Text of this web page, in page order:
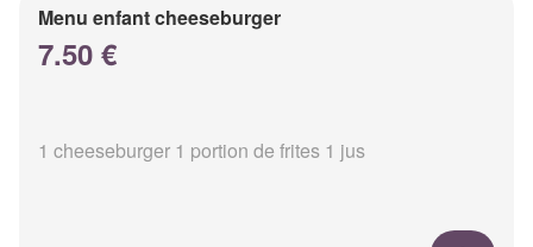
Menu enfant cheeseburger
7.50 €
1 cheeseburger 1 portion de frites 1 jus